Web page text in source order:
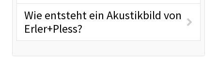
Wie entsteht ein Akustikbild von
Erler+Pless?